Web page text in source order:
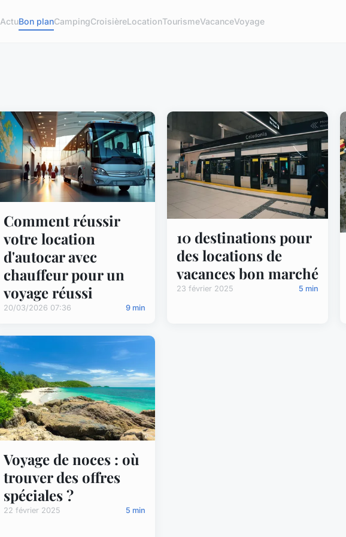
ActuBon planCampingCroisièreLocationTourismeVacanceVoyage
Comment réussir
votre location
d'autocar avec
chauffeur pour un
voyage réussi
20/03/2026 07:36 9 min
10 destinations pour
des locations de
vacances bon marché
23 février 2025 5 min
Voyage de noces : où
trouver des offres
spéciales ?
22 février 2025 5 min